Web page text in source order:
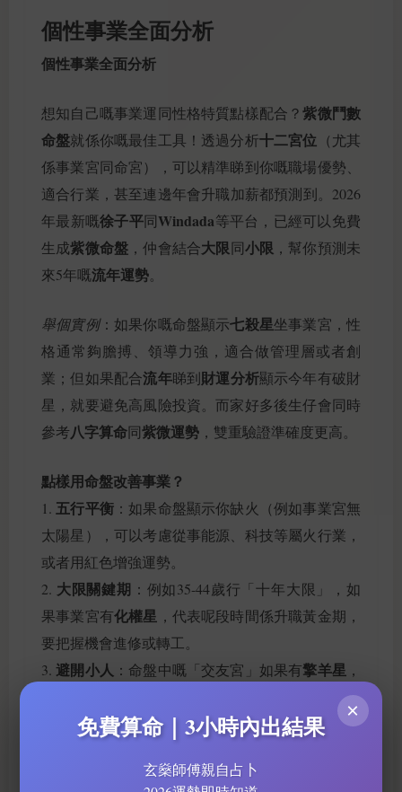
個性事業全面分析
個性事業全面分析
想知自己嘅事業運同性格特質點樣配合？紫微鬥數
命盤就係你嘅最佳工具！透過分析十二宮位 （尤其
係事業宮同命宮），可以精準睇到你嘅職場優勢、
適合行業，甚至連邊年會升職加薪都預測到。2026
年最新嘅徐子平同Windada等平台，已經可以免費
生成紫微命盤 ，仲會結合大限同小限 ，幫你預測未
來5年嘅流年運勢。
舉個實例：如果你嘅命盤顯示七殺星坐事業宮，性
格通常夠膽搏、領導力強，適合做管理層或者創
業；但如果配合流年睇到財運分析顯示今年有破財
星，就要避免高風險投資。而家好多後生仔會同時
參考八字算命同紫微運勢 ，雙重驗證準確度更高。
點樣用命盤改善事業？
1. 五行平衡：如果命盤顯示你缺火（例如事業宮無
太陽星），可以考慮從事能源、科技等屬火行業，
或者用紅色增強運勢。
2. 大限關鍵期 ：例如35-44歲行「十年大限」，如
果事業宮有化權星 ，代表呢段時間係升職黃金期，
要把握機會進修或轉工。
3.避開小人 ：命盤中嘅「交友宮」如果有擎羊星 ，
同事容易勾心鬥角，建議少講是非，專注自己表
同其他命理工具點比較？
×
免費算命｜3小時內出結果
玄燊師傅親自占卜